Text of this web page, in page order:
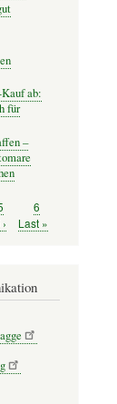
ab:
für
–
Seite
6
Letzte
Last »